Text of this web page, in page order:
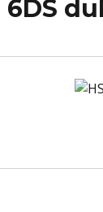
6DS